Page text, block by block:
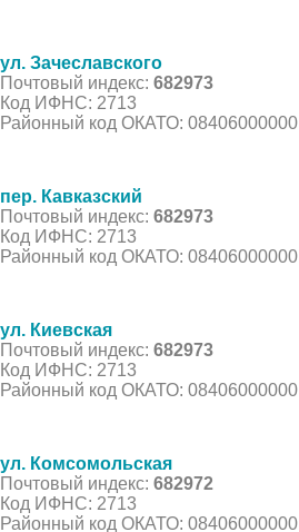
ул. Зачеславского
Почтовый индекс: 682973
Код ИФНС: 2713
Районный код ОКАТО: 08406000000
пер. Кавказский
Почтовый индекс: 682973
Код ИФНС: 2713
Районный код ОКАТО: 08406000000
ул. Киевская
Почтовый индекс: 682973
Код ИФНС: 2713
Районный код ОКАТО: 08406000000
ул. Комсомольская
Почтовый индекс: 682972
Код ИФНС: 2713
Районный код ОКАТО: 08406000000